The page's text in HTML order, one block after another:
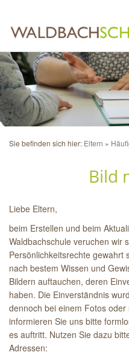
Sie befinden sich hier: Eltern
Bild
Liebe Eltern,
beim Erstellen und beim
Waldbachschule veruchen wir
Persönlichkeitsrechte gewahrt
nach bestem Wissen und
Bildern auftauchen, deren
haben. Die Einverständnis
dennoch bei einem Fotos
informieren Sie uns bitte
es auftritt. Nutzen Sie dazu
Adressen: